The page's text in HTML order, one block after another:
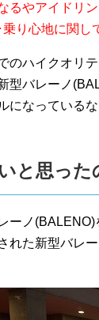
るやアイドリ
り心地に関し
のハイクオリ
型バレーノ
になっているな
と思った
ーノ(BALENO)
れた新型バレ